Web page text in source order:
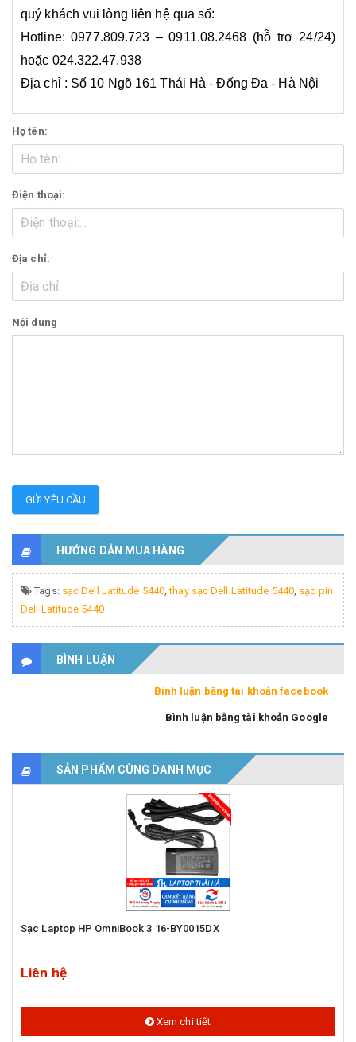
quý khách vui lòng liên hệ qua số:
Hotline: 0977.809.723 – 0911.08.2468 (hỗ trợ 24/24)
hoặc 024.322.47.938
Địa chỉ : Số 10 Ngõ 161 Thái Hà - Đống Đa - Hà Nội
Họ tên:
Điện thoại:
Địa chỉ:
Nội dung
GỬI YÊU CẦU
HƯỚNG DẪN MUA HÀNG
Tags: sạc Dell Latitude 5440 ,thay sạc Dell Latitude 5440, sạc pin
Dell Latitude 5440
BÌNH LUẬN
Bình luận bằng tài khoản facebook
Bình luận bằng tài khoản Google
SẢN PHẨM CÙNG DANH MỤC
Sạc Laptop HP OmniBook 3 16-BY0015DX
Liên hệ
Xem chi tiết